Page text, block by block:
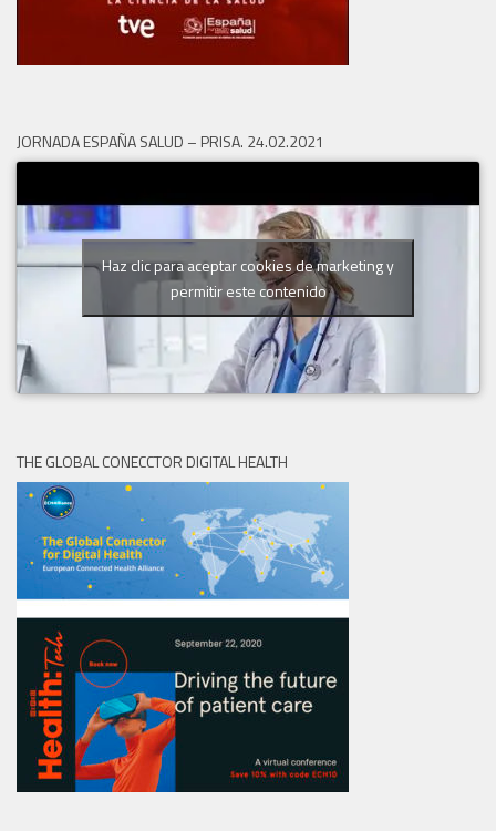
JORNADA ESPAÑA SALUD – PRISA. 24.02.2021
Haz clic para aceptar cookies de marketing y
permitir este contenido
THE GLOBAL CONECCTOR DIGITAL HEALTH